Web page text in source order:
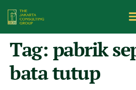
Tag: pabrik
bata tutup